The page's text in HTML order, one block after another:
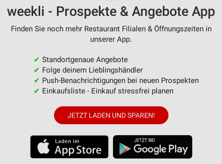
weekli - Prospekte & Angebote App
Finden Sie noch mehr Restaurant Filialen & Öffnungszeiten in
unserer App.
✔ Standortgenaue Angebote
✔ Folge deinem Lieblingshändler
✔ Push-Benachrichtigungen bei neuen Prospekten
✔ Einkaufsliste - Einkauf stressfrei planen
JETZT LADEN UND SPAREN!